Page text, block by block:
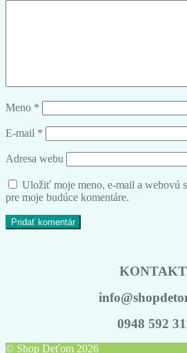
Meno *
E-mail *
Adresa webu
Uložiť moje meno, e-mail a webovú
pre moje budúce komentáre.
0948 592
© Shop Deťom 2026